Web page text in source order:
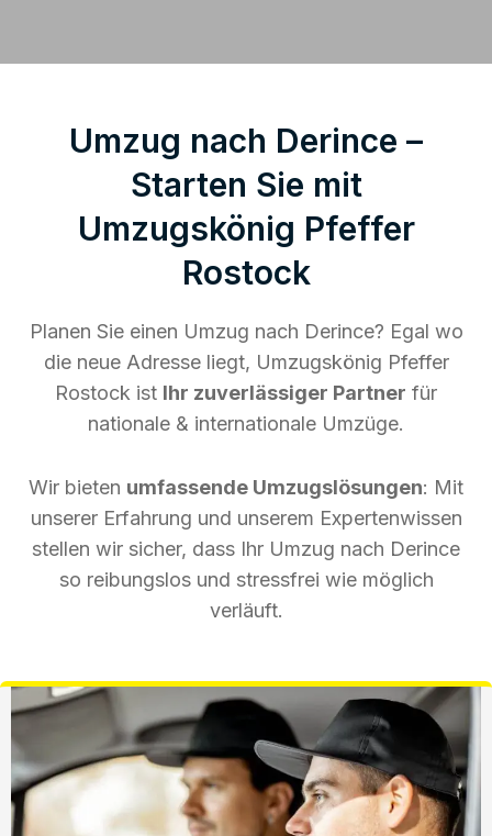
Umzug nach Derince –
Starten Sie mit
Umzugskönig Pfeffer
Rostock
Planen Sie einen Umzug nach Derince? Egal wo
die neue Adresse liegt, Umzugskönig Pfeffer
Rostock ist Ihr zuverlässiger Partner für
nationale & internationale Umzüge.
Wir bieten umfassende Umzugslösungen: Mit
unserer Erfahrung und unserem Expertenwissen
stellen wir sicher, dass Ihr Umzug nach Derince
so reibungslos und stressfrei wie möglich
verläuft.